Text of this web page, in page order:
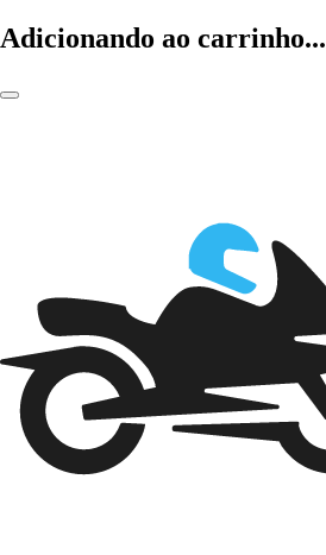
Adicionando ao carrinho...